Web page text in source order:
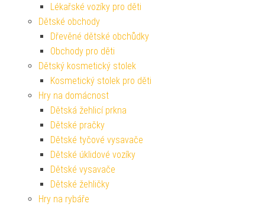
Lékařské vozíky pro děti
Dětské obchody
Dřevěné dětské obchůdky
Obchody pro děti
Dětský kosmetický stolek
Kosmetický stolek pro děti
Hry na domácnost
Dětská žehlicí prkna
Dětské pračky
Dětské tyčové vysavače
Dětské úklidové vozíky
Dětské vysavače
Dětské žehličky
Hry na rybáře